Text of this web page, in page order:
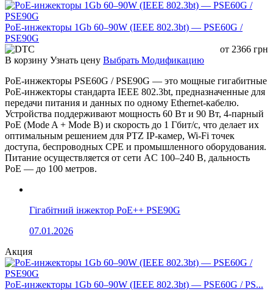
PoE-инжекторы 1Gb 60–90W (IEEE 802.3bt) — PSE60G /
PSE90G
от 2366 грн
В корзину Узнать цену Выбрать Модификацию
PoE-инжекторы PSE60G / PSE90G — это мощные гигабитные
PoE-инжекторы стандарта IEEE 802.3bt, предназначенные для
передачи питания и данных по одному Ethernet-кабелю.
Устройства поддерживают мощность 60 Вт и 90 Вт, 4-парный
PoE (Mode A + Mode B) и скорость до 1 Гбит/с, что делает их
оптимальным решением для PTZ IP-камер, Wi-Fi точек
доступа, беспроводных CPE и промышленного оборудования.
Питание осуществляется от сети AC 100–240 В, дальность
PoE — до 100 метров.
Гігабітний інжектор PoE++ PSE90G
07.01.2026
Акция
PoE-инжекторы 1Gb 60–90W (IEEE 802.3bt) — PSE60G / PS...